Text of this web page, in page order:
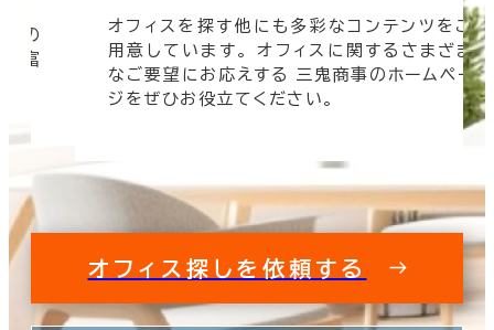
の
豊富
オフィスを探す他にも多彩なコンテンツをご
用意しています。 オフィスに関するさまざま
なご要望にお応えする 三鬼商事のホームペー
ジをぜひお役立てください。
オフィス探しを依頼する